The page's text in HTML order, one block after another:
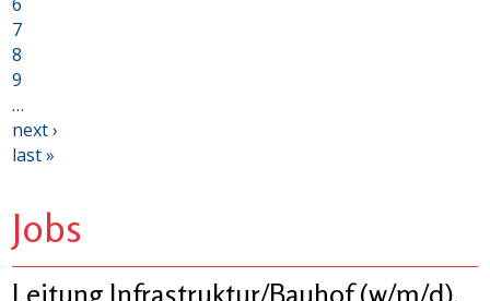
7
8
9
…
next ›
last »
Jobs